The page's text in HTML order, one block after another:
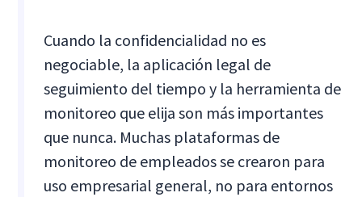
Cuando la confidencialidad no es
negociable, la aplicación legal de
seguimiento del tiempo y la herramienta de
monitoreo que elija son más importantes
que nunca. Muchas plataformas de
monitoreo de empleados se crearon para
uso empresarial general, no para entornos